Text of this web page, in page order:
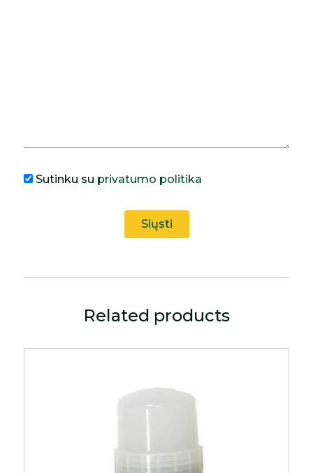
Sutinku su privatumo politika
Related products